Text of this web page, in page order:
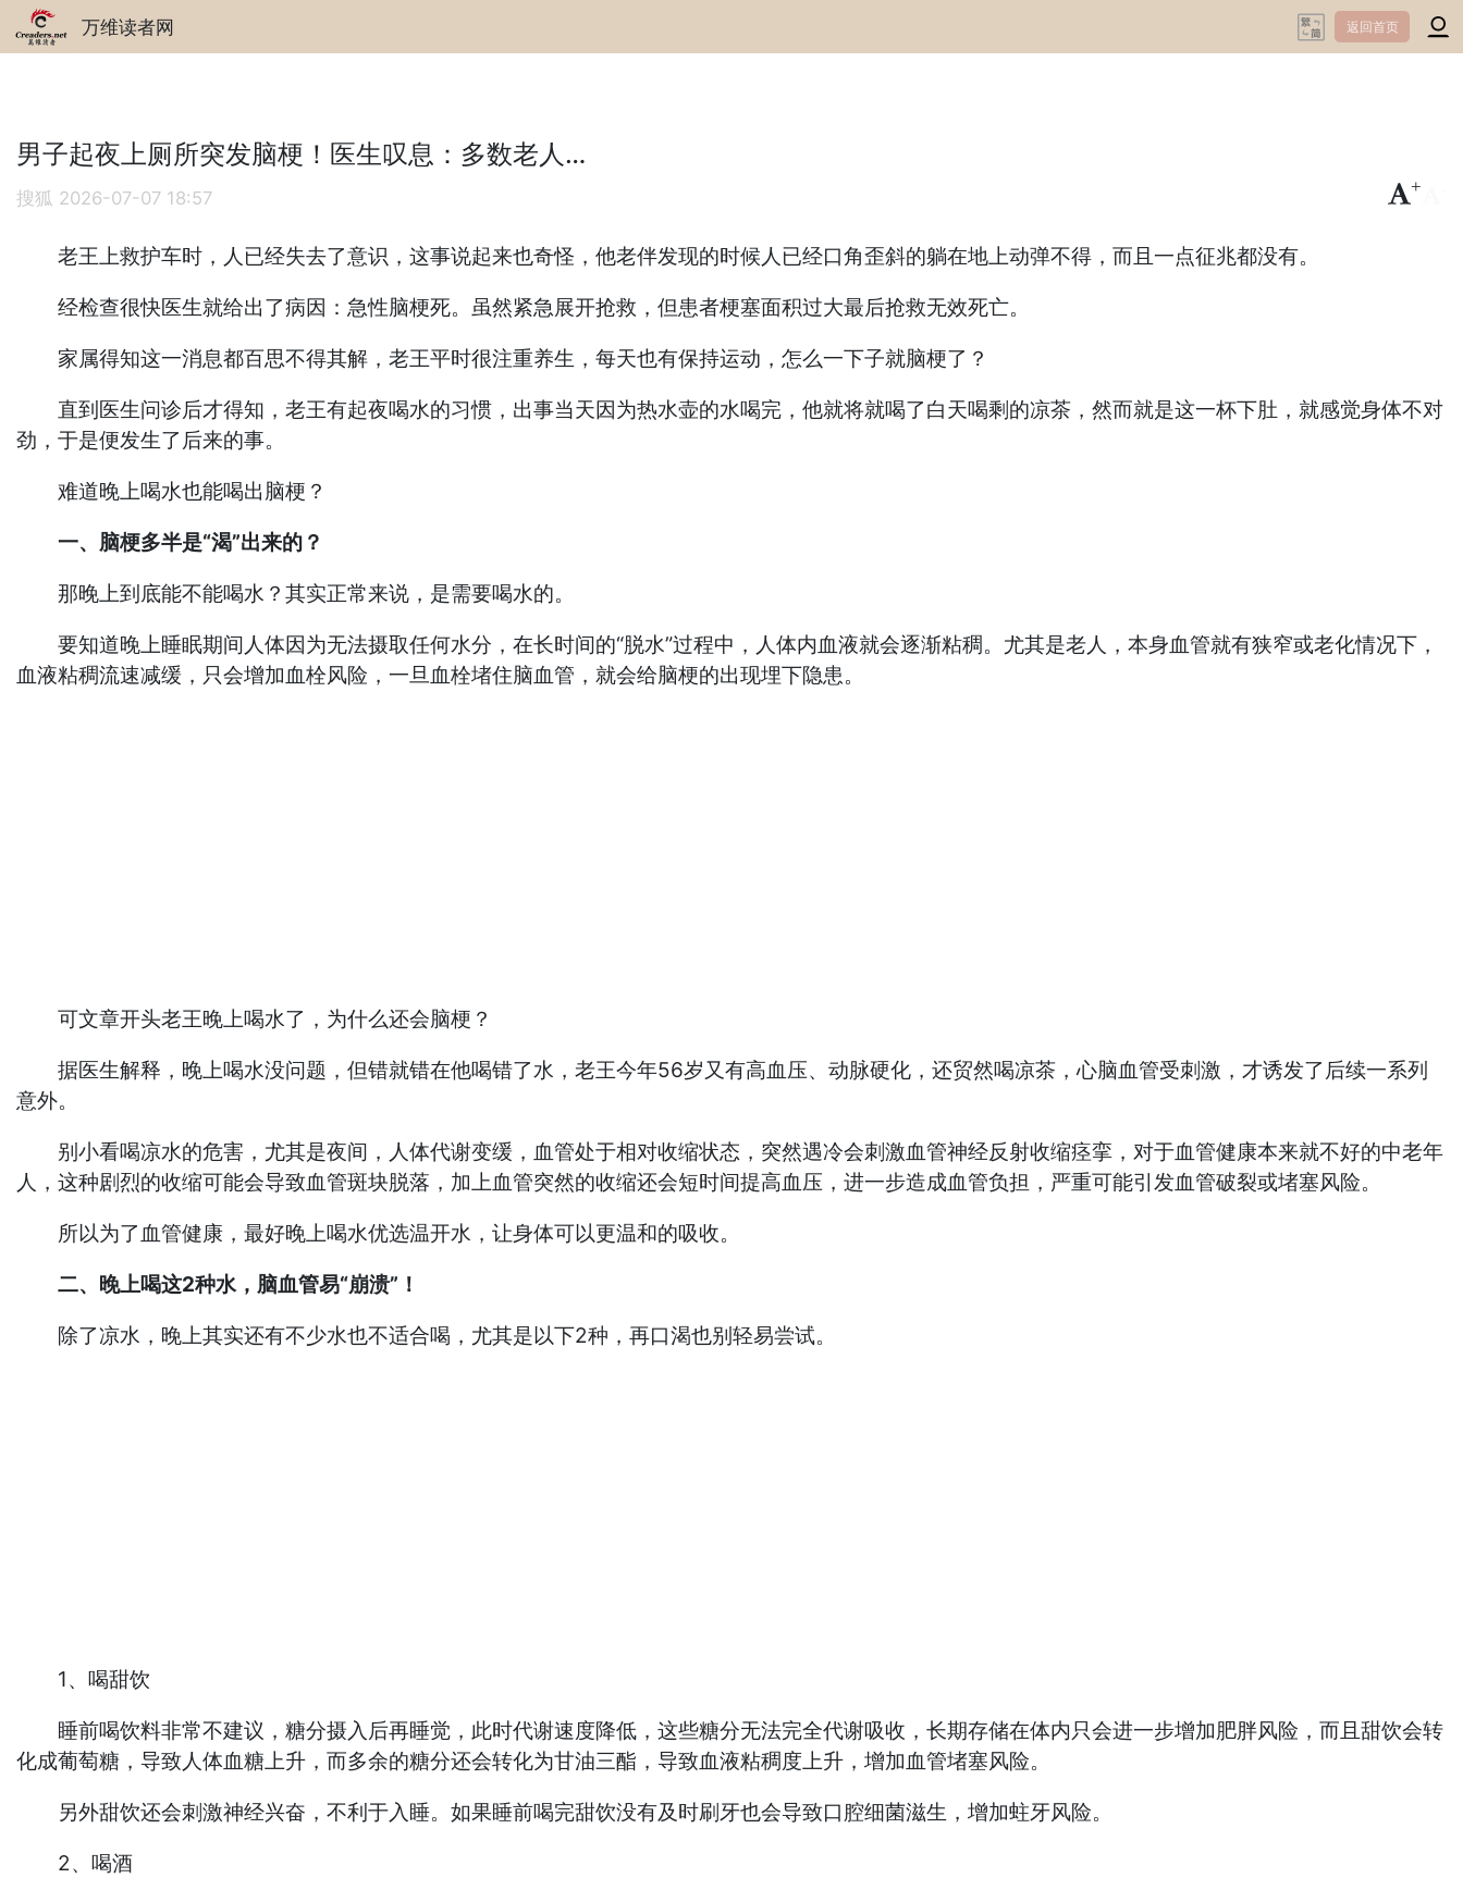
万维读者网 返回首页
男子起夜上厕所突发脑梗！医生叹息：多数老人…
搜狐 2026-07-07 18:57
+
老王上救护车时，人已经失去了意识，这事说起来也奇怪，他老伴发现的时候人已经口角歪斜的躺在地上动弹不得，而且一点征兆都没有。
经检查很快医生就给出了病因：急性脑梗死。虽然紧急展开抢救，但患者梗塞面积过大最后抢救无效死亡。
家属得知这一消息都百思不得其解，老王平时很注重养生，每天也有保持运动，怎么一下子就脑梗了？
直到医生问诊后才得知，老王有起夜喝水的习惯，出事当天因为热水壶的水喝完，他就将就喝了白天喝剩的凉茶，然而就是这一杯下肚，就感觉身体不对
劲，于是便发生了后来的事。
难道晚上喝水也能喝出脑梗？
一、脑梗多半是“渴”出来的？
那晚上到底能不能喝水？其实正常来说，是需要喝水的。
要知道晚上睡眠期间人体因为无法摄取任何水分，在长时间的“脱水”过程中，人体内血液就会逐渐粘稠。尤其是老人，本身血管就有狭窄或老化情况下，
血液粘稠流速减缓，只会增加血栓风险，一旦血栓堵住脑血管，就会给脑梗的出现埋下隐患。
可文章开头老王晚上喝水了，为什么还会脑梗？
据医生解释，晚上喝水没问题，但错就错在他喝错了水，老王今年56岁又有高血压、动脉硬化，还贸然喝凉茶，心脑血管受刺激，才诱发了后续一系列
意外。
别小看喝凉水的危害，尤其是夜间，人体代谢变缓，血管处于相对收缩状态，突然遇冷会刺激血管神经反射收缩痉挛，对于血管健康本来就不好的中老年
人，这种剧烈的收缩可能会导致血管斑块脱落，加上血管突然的收缩还会短时间提高血压，进一步造成血管负担，严重可能引发血管破裂或堵塞风险。
所以为了血管健康，最好晚上喝水优选温开水，让身体可以更温和的吸收。
二、晚上喝这2种水，脑血管易“崩溃”！
除了凉水，晚上其实还有不少水也不适合喝，尤其是以下2种，再口渴也别轻易尝试。
1、喝甜饮
睡前喝饮料非常不建议，糖分摄入后再睡觉，此时代谢速度降低，这些糖分无法完全代谢吸收，长期存储在体内只会进一步增加肥胖风险，而且甜饮会转
化成葡萄糖，导致人体血糖上升，而多余的糖分还会转化为甘油三酯，导致血液粘稠度上升，增加血管堵塞风险。
另外甜饮还会刺激神经兴奋，不利于入睡。如果睡前喝完甜饮没有及时刷牙也会导致口腔细菌滋生，增加蛀牙风险。
2、喝酒